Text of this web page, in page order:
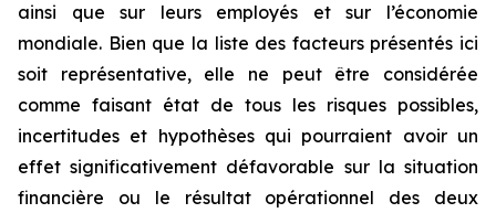
ainsi que sur leurs employés et sur l’économie
mondiale. Bien que la liste des facteurs présentés ici
soit représentative, elle ne peut être considérée
comme faisant état de tous les risques possibles,
incertitudes et hypothèses qui pourraient avoir un
effet significativement défavorable sur la situation
financière ou le résultat opérationnel des deux